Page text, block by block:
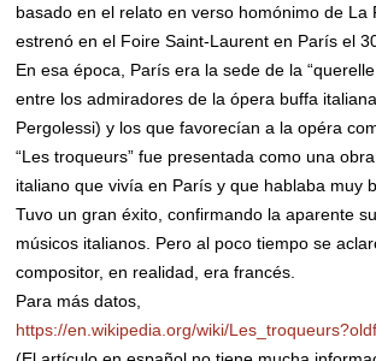
basado en el relato en verso homónimo de La
estrenó en el Foire Saint-Laurent en París el
En esa época, París era la sede de la “querelle
entre los admiradores de la ópera buffa
Pergolessi) y los que favorecían a la opéra
“Les troqueurs” fue presentada como una
italiano que vivía en París y que hablaba muy
Tuvo un gran éxito, confirmando la aparente
músicos italianos. Pero al poco tiempo se
compositor, en realidad, era francés.
Para más datos,
https://en.wikipedia.org/wiki/